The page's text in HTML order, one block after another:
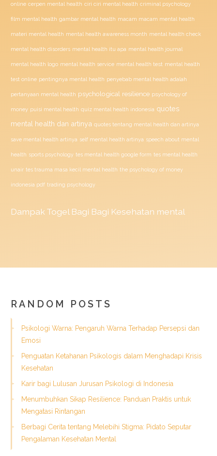
online cerpen mental health ciri ciri mental health criminal psychology
film mental health gambar mental health macam macam mental health
materi mental health mental health awareness month mental health check
mental health disorders mental health itu apa mental health journal
mental health logo mental health service mental health test mental health
test online pentingnya mental health penyebab mental health adalah
pertanyaan mental health psychological resilience psychology of
money puisi mental health quiz mental health indonesia quotes
mental health dan artinya quotes tentang mental health dan artinya
save mental health artinya self mental health artinya speech about mental
health sports psychology tes mental health google form tes mental health
unair tes trauma masa kecil mental health the psychology of money
indonesia pdf trading psychology
Dampak Togel Bagi Bagi Kesehatan mental
RANDOM POSTS
Psikologi Warna: Pengaruh Warna Terhadap Persepsi dan
Emosi
Penguatan Ketahanan Psikologis dalam Menghadapi Krisis
Kesehatan
Karir bagi Lulusan Jurusan Psikologi di Indonesia
Menumbuhkan Sikap Resilience: Panduan Praktis untuk
Mengatasi Rintangan
Berbagi Cerita tentang Melebihi Stigma: Pidato Seputar
Pengalaman Kesehatan Mental